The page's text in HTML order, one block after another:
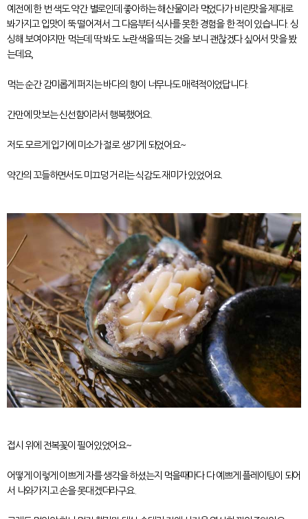
예전에 한 번 색도 약간 별로인데 좋아하는 해산물이라 먹었다가 비린맛을 제대로
봐가지고 입맛이 뚝 떨어져서 그 다음부터 식사를 못한 경험을 한 적이 있습니다. 싱
싱해 보여야지만 먹는데 딱 봐도 노란색을 띄는 것을 보니 괜찮겠다 싶어서 맛을 봤
는데요,
먹는 순간 감미롭게 퍼지는 바다의 향이 너무나도 매력적이었답니다.
간만에 맛보는 신선함이라서 행복했어요.
저도 모르게 입가에 미소가 절로 생기게 되었어요~
약간의 꼬들하면서도 미끄덩 거리는 식감도 재미가 있었어요.
접시 위에 전복꽃이 필어있었어요~
어떻게 이렇게 이쁘게 자를 생각을 하셨는지 먹을때마다 다 예쁘게 플레이팅이 되어
서 나와가지고 손을 못대겠더라구요.